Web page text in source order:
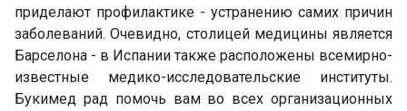
приделают профилактике - устранению самих причин
заболеваний. Очевидно, столицей медицины является
Барселона - в Испании также расположены всемирно-
известные медико-исследовательские институты.
Букимед рад помочь вам во всех организационных